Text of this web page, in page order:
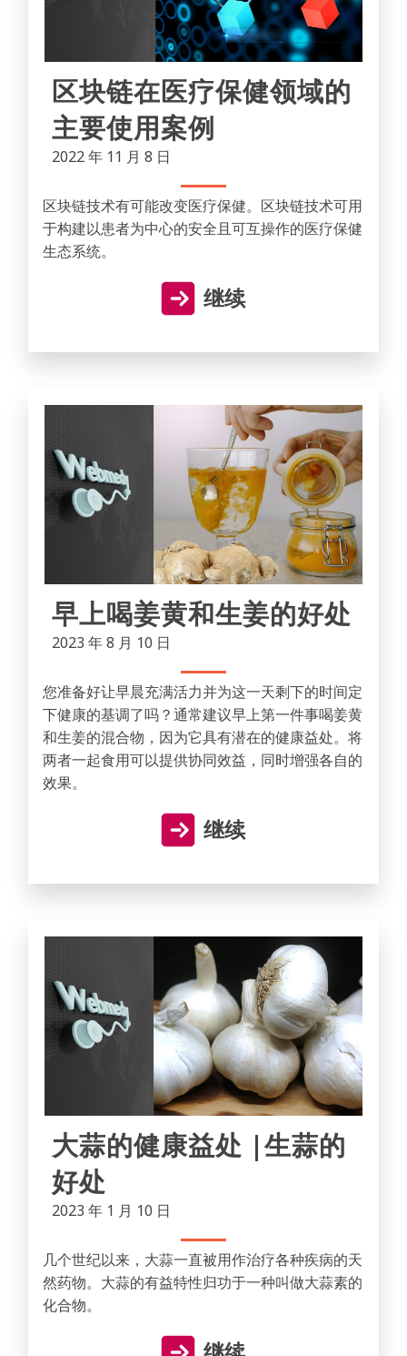
区块链在医疗保健领域的
主要使用案例
2022 年 11 月 8 日
区块链技术有可能改变医疗保健。区块链技术可用
于构建以患者为中心的安全且可互操作的医疗保健
生态系统。
继续
早上喝姜黄和生姜的好处
2023 年 8 月 10 日
您准备好让早晨充满活力并为这一天剩下的时间定
下健康的基调了吗？通常建议早上第一件事喝姜黄
和生姜的混合物，因为它具有潜在的健康益处。将
两者一起食用可以提供协同效益，同时增强各自的
效果。
继续
大蒜的健康益处 |生蒜的
好处
2023 年 1 月 10 日
几个世纪以来，大蒜一直被用作治疗各种疾病的天
然药物。大蒜的有益特性归功于一种叫做大蒜素的
化合物。